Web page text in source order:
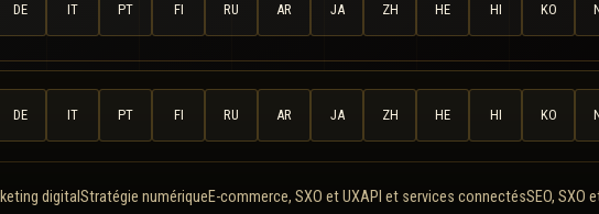
DE IT PT FI RU AR JA ZH HE HI KO
DE IT PT FI RU AR JA ZH HE HI KO
digitalStratégie numériqueE-commerce, SXO et UXAPI et services connectésSEO, SXO